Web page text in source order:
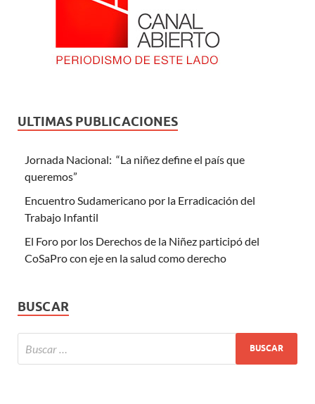
ULTIMAS PUBLICACIONES
Jornada Nacional: “La niñez define el país que
queremos”
Encuentro Sudamericano por la Erradicación del
Trabajo Infantil
El Foro por los Derechos de la Niñez participó del
CoSaPro con eje en la salud como derecho
BUSCAR